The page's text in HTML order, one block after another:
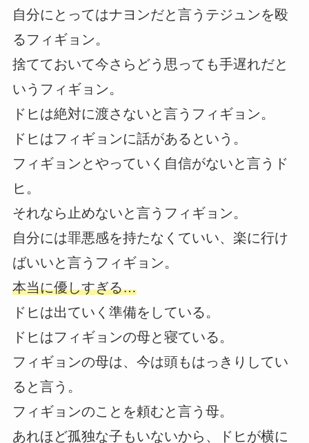
自分にとってはナヨンだと言うテジュンを殴
るフィギョン。
捨てておいて今さらどう思っても手遅れだと
いうフィギョン。
ドヒは絶対に渡さないと言うフィギョン。
ドヒはフィギョンに話があるという。
フィギョンとやっていく自信がないと言うド
ヒ。
それなら止めないと言うフィギョン。
自分には罪悪感を持たなくていい、楽に行け
ばいいと言うフィギョン。
本当に優しすぎる…
ドヒは出ていく準備をしている。
ドヒはフィギョンの母と寝ている。
フィギョンの母は、今は頭もはっきりしてい
ると言う。
フィギョンのことを頼むと言う母。
あれほど孤独な子もいないから、ドヒが横に